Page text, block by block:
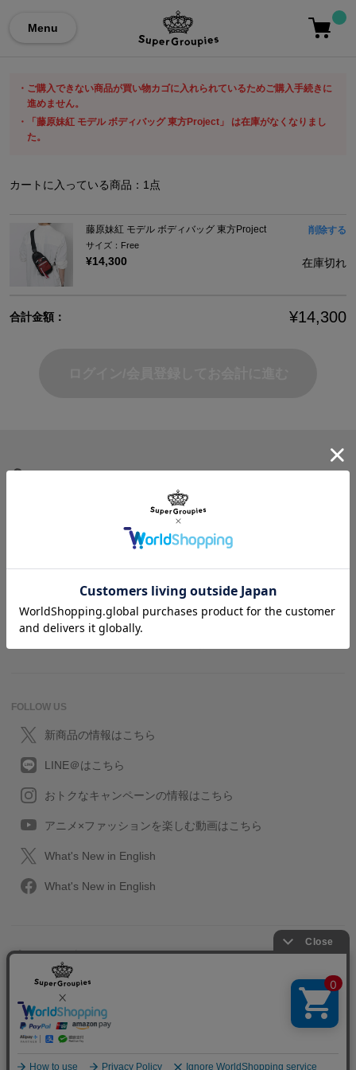
Menu
ご購入できない商品が買い物カゴに入れられているためご購入手続きに
進めません。
「藤原妹紅 モデル ボディバッグ 東方Project」 は在庫がなくなりまし
た。
カートに入っている商品： 1 点
藤原妹紅 モデル ボディバッグ 東方Project
サイズ：Free
¥14,300
削除する
在庫切れ
合計金額： ¥14,300
ヘルプ＆ガイド
SuperGroupiesとは？
よくある質問
FOLLOW US
新商品の情報はこちら
LINE＠はこちら
おトクなキャンペーンの情報はこちら
アニメ×ファッションを楽しむ動画はこちら
What's New in English
What's New in English
プライバシーポリシー
特定取引に関する法律
会社情報/採用情報